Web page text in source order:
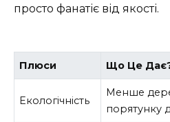
просто фанатіє від якості.
Плюси Що Це
Екологічність
Менше
порятунку